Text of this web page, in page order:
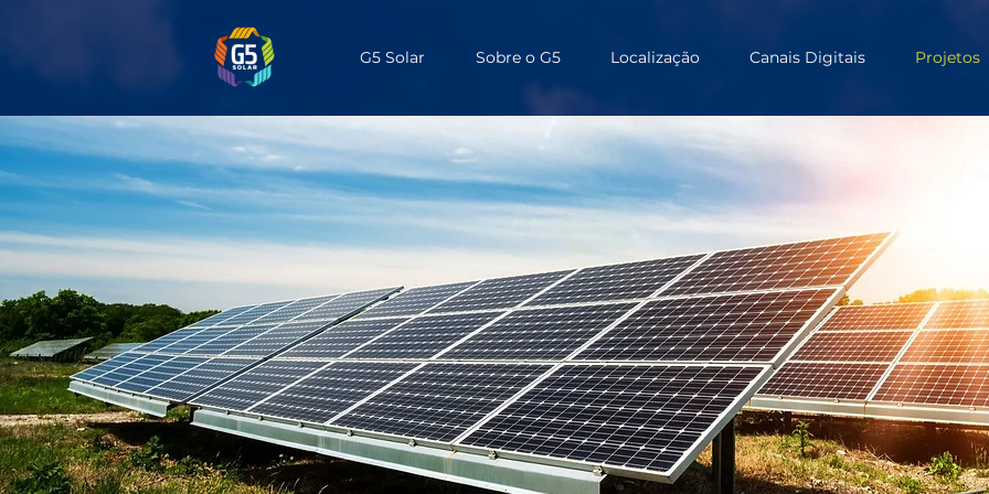
G5 Solar Sobre o G5 Localização Canais Digitais Projetos
PROJETOS